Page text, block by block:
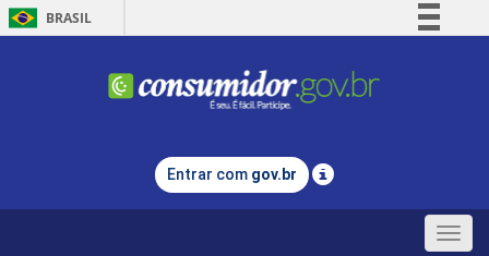
BRASIL
Comunica BR
Legislação
Entrar com gov.br
Toggle